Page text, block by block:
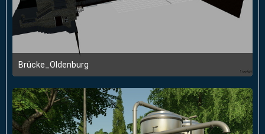
Brücke_Oldenburg
20. August 2019 um 17:46